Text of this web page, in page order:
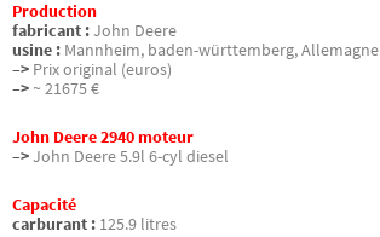
Production
fabricant :John Deere
usine : Mannheim, baden-württemberg, Allemagne
–> Prix original (euros)
–> ~ 21675 €
John Deere 2940 moteur
–>John Deere 5.9l 6-cyl diesel
Capacité
carburant : 125.9 litres